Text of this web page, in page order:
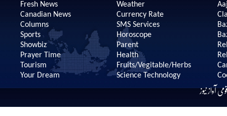
Fresh News
Canadian News
Columns
Sports
Showbiz
Prayer Time
Tourism
Your Dream
Weather
Currency Rate
SMS Services
Horoscope
Parent
Health
Fruits/Vegitable/Herbs
Science Technology